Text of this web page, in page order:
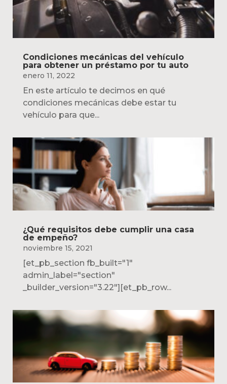
Condiciones mecánicas del vehículo
para obtener un préstamo por tu auto
enero 11, 2022
En este artículo te decimos en qué
condiciones mecánicas debe estar tu
vehículo para que...
¿Qué requisitos debe cumplir una casa
de empeño?
noviembre 15, 2021
[et_pb_section fb_built="1"
admin_label="section"
_builder_version="3.22"][et_pb_row...